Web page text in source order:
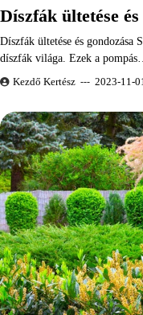
Díszfák ültetése és
Díszfák ültetése és gondozása
díszfák világa. Ezek a pompás…
Kezdő Kertész 2023-11-01